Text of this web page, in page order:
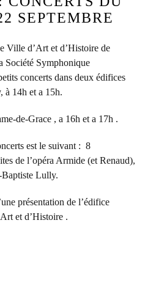
SEPTEMBRE
Ville d’Art et d’Histoire de
Société Symphonique
concerts dans deux édifices
à 14h et a 15h.
de-Grace , a 16h et a 17h .
est le suivant : 8
de l’opéra Armide (et Renaud),
Baptiste Lully.
présentation de l’édifice
et d’Histoire .